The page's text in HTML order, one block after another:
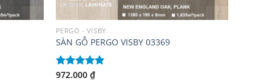
PERGO - VISBY
SÀN GỖ PERGO VISBY 03369
Được xếp
972.000 ₫